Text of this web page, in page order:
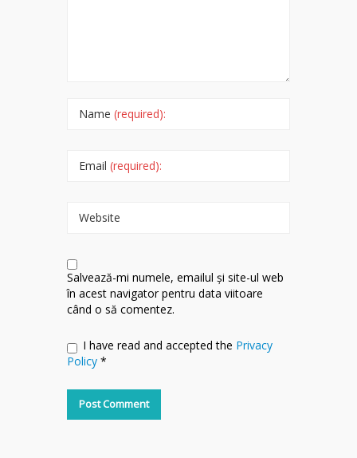
Name (required):
Email (required):
Website
Salvează-mi numele, emailul și site-ul web
în acest navigator pentru data viitoare
când o să comentez.
I have read and accepted the Privacy
Policy *